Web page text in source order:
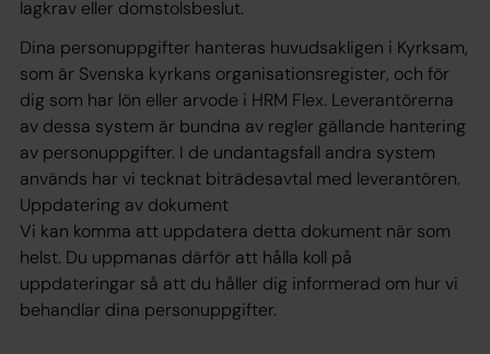
lagkrav eller domstolsbeslut.
Dina personuppgifter hanteras huvudsakligen i Kyrksam,
som är Svenska kyrkans organisationsregister, och för
dig som har lön eller arvode i HRM Flex. Leverantörerna
av dessa system är bundna av regler gällande hantering
av personuppgifter. I de undantagsfall andra system
används har vi tecknat biträdesavtal med leverantören.
Uppdatering av dokument
Vi kan komma att uppdatera detta dokument när som
helst. Du uppmanas därför att hålla koll på
uppdateringar så att du håller dig informerad om hur vi
behandlar dina personuppgifter.